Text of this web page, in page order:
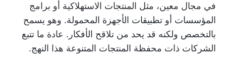
في مجال معين، مثل المنتجات الاستهلاكية أو برامج
المؤسسات أو تطبيقات الأجهزة المحمولة. وهو يسمح
بالتخصص ولكنه قد يحد من تلاقح الأفكار. عادة ما تتبع
الشركات ذات محفظة المنتجات المتنوعة هذا النهج.